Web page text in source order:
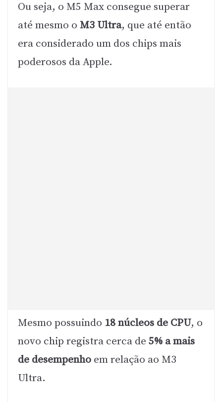
Ou seja, o M5 Max consegue superar
até mesmo o M3 Ultra, que até então
era considerado um dos chips mais
poderosos da Apple.
Mesmo possuindo 18 núcleos de CPU, o
novo chip registra cerca de 5% a mais
de desempenho em relação ao M3
Ultra.